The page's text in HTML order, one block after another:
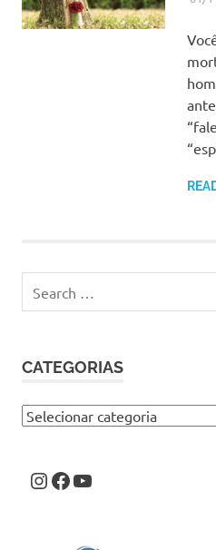
for:
CATEGORIAS
Categorias
Instagram
Facebook
Youtube